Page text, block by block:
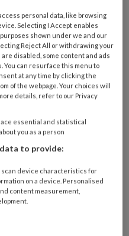
en
dat bij jongeren
de meest
is. Vooral bij
suïcide relatief vaak
personal data, like browsing
Selecting I Accept enables
shown under we and our
Reject All or withdrawing your
disabled, some content and ads
You can resurface this menu to
at any time by clicking the
of the webpage. Your choices will
details, refer to our Privacy
essential and statistical
you as a person
to provide:
scan device characteristics for
on a device. Personalised
content measurement,